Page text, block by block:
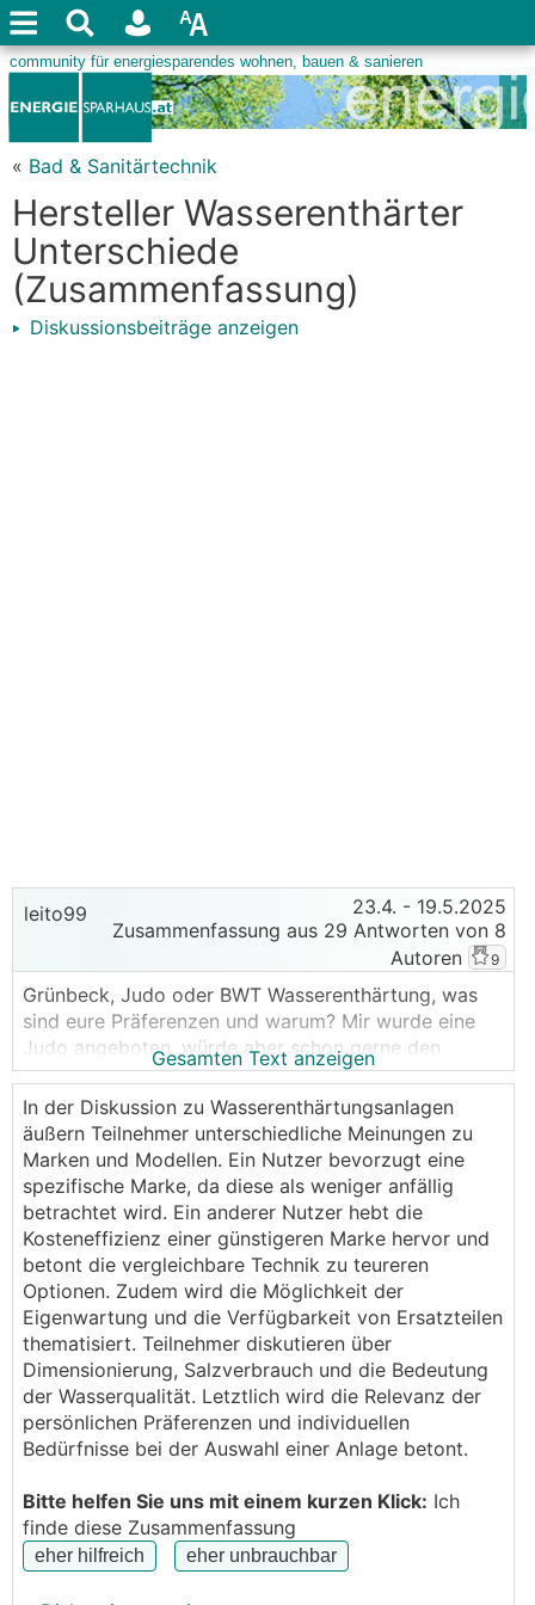
« Bad & Sanitärtechnik
Hersteller Wasserenthärter
Unterschiede
(Zusammenfassung)
Diskussionsbeiträge anzeigen
leito99 23.4. - 19.5.2025
Zusammenfassung aus 29 Antworten von 8
Autoren
9
Grünbeck, Judo oder BWT Wasserenthärtung, was
sind eure Präferenzen und warum? Mir wurde eine
Judo angeboten, würde aber schon gerne den
Unterschied zu den anderen Herstellern
herausarbeiten.
Vielen Dank für eurer Erfahrungsberichte!
Beste Grüße
Gesamten Text anzeigen
In der Diskussion zu Wasserenthärtungsanlagen
äußern Teilnehmer unterschiedliche Meinungen zu
Marken und Modellen. Ein Nutzer bevorzugt eine
spezifische Marke, da diese als weniger anfällig
betrachtet wird. Ein anderer Nutzer hebt die
Kosteneffizienz einer günstigeren Marke hervor und
betont die vergleichbare Technik zu teureren
Optionen. Zudem wird die Möglichkeit der
Eigenwartung und die Verfügbarkeit von Ersatzteilen
thematisiert. Teilnehmer diskutieren über
Dimensionierung, Salzverbrauch und die Bedeutung
der Wasserqualität. Letztlich wird die Relevanz der
persönlichen Präferenzen und individuellen
Bedürfnisse bei der Auswahl einer Anlage betont.
Bitte helfen Sie uns mit einem kurzen Klick: Ich
finde diese Zusammenfassung